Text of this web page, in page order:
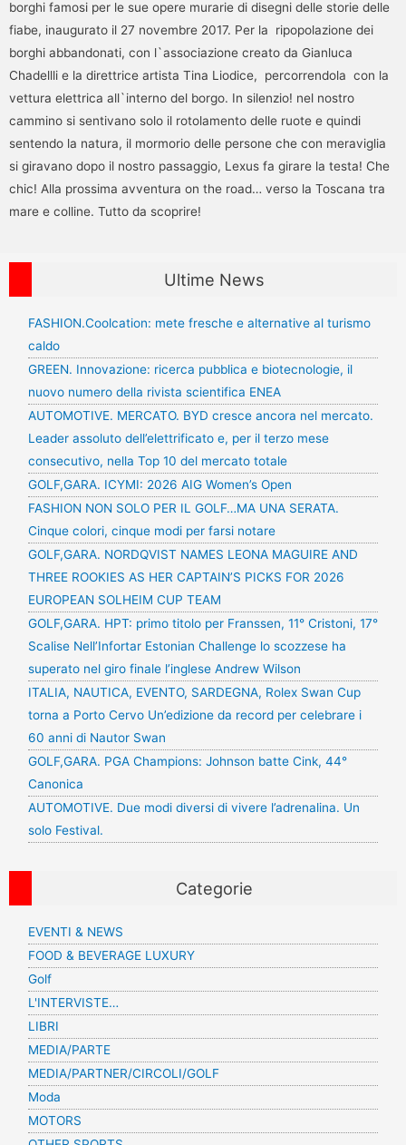
borghi famosi per le sue opere murarie di disegni delle storie delle
fiabe, inaugurato il 27 novembre 2017. Per la ripopolazione dei
borghi abbandonati, con l`associazione creato da Gianluca
Chadellli e la direttrice artista Tina Liodice, percorrendola con la
vettura elettrica all`interno del borgo. In silenzio! nel nostro
cammino si sentivano solo il rotolamento delle ruote e quindi
sentendo la natura, il mormorio delle persone che con meraviglia
si giravano dopo il nostro passaggio, Lexus fa girare la testa! Che
chic! Alla prossima avventura on the road… verso la Toscana tra
mare e colline. Tutto da scoprire!
Ultime News
FASHION.Coolcation: mete fresche e alternative al turismo
caldo
GREEN. Innovazione: ricerca pubblica e biotecnologie, il
nuovo numero della rivista scientifica ENEA
AUTOMOTIVE. MERCATO. BYD cresce ancora nel mercato.
Leader assoluto dell’elettrificato e, per il terzo mese
consecutivo, nella Top 10 del mercato totale
GOLF,GARA. ICYMI: 2026 AIG Women’s Open
FASHION NON SOLO PER IL GOLF…MA UNA SERATA.
Cinque colori, cinque modi per farsi notare
GOLF,GARA. NORDQVIST NAMES LEONA MAGUIRE AND
THREE ROOKIES AS HER CAPTAIN’S PICKS FOR 2026
EUROPEAN SOLHEIM CUP TEAM
GOLF,GARA. HPT: primo titolo per Franssen, 11° Cristoni, 17°
Scalise Nell’Infortar Estonian Challenge lo scozzese ha
superato nel giro finale l’inglese Andrew Wilson
ITALIA, NAUTICA, EVENTO, SARDEGNA, Rolex Swan Cup
torna a Porto Cervo Un’edizione da record per celebrare i
60 anni di Nautor Swan
GOLF,GARA. PGA Champions: Johnson batte Cink, 44°
Canonica
AUTOMOTIVE. Due modi diversi di vivere l’adrenalina. Un
solo Festival.
Categorie
EVENTI & NEWS
FOOD & BEVERAGE LUXURY
Golf
L'INTERVISTE…
LIBRI
MEDIA/PARTE
MEDIA/PARTNER/CIRCOLI/GOLF
Moda
MOTORS